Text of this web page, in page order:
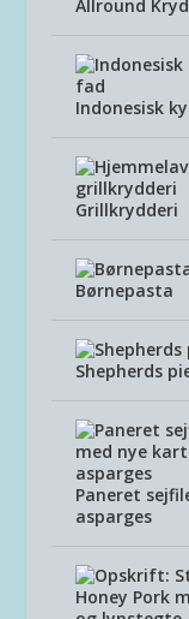
Allround
Indonesisk
Grillkrydderi
Børnepasta
Shepherds
Paneret
asparges